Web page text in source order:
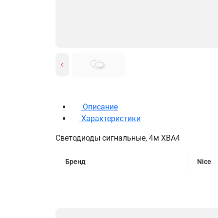
Описание
Характеристики
Светодиоды сигнальные, 4м XBA4
Бренд Nice